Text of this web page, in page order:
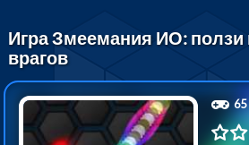
Игра Змеемания ИО: ползи
врагов
65